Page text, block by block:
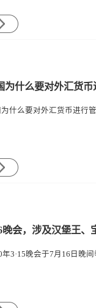
为什么要对外汇货币